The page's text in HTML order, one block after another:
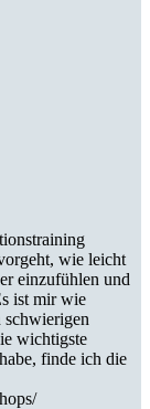
wie leicht
einzufühlen und
ist mir wie
schwierigen
wichtigste
finde ich die